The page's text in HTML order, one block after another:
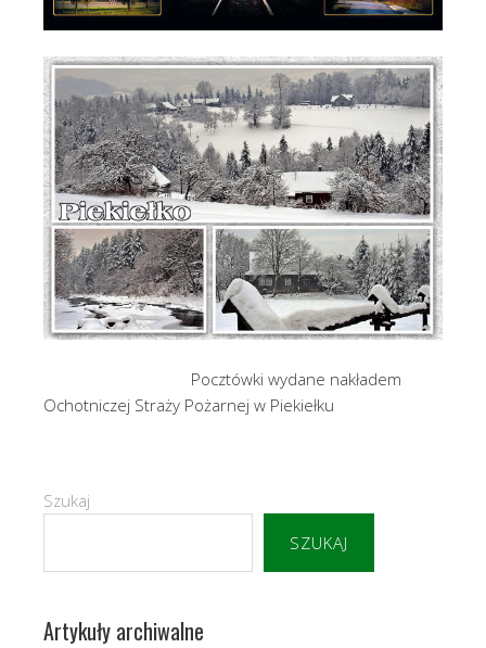
Pocztówki wydane nakładem
Ochotniczej Straży Pożarnej w Piekiełku
Szukaj
SZUKAJ
Artykuły archiwalne